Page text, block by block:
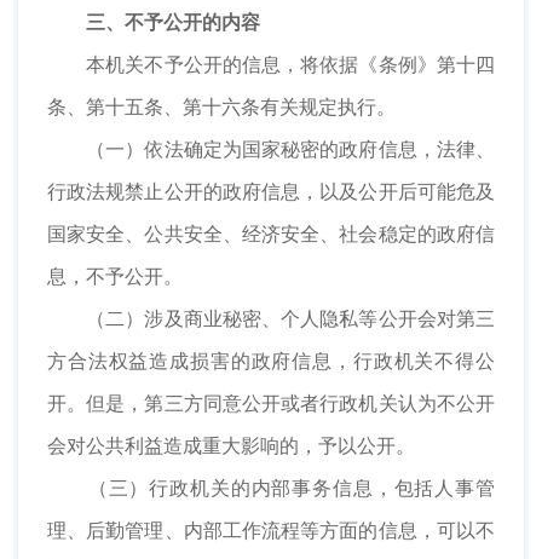
三、不予公开的内容
本机关不予公开的信息，将依据《条例》第十四
条、第十五条、第十六条有关规定执行。
（一）依法确定为国家秘密的政府信息，法律、
行政法规禁止公开的政府信息，以及公开后可能危及
国家安全、公共安全、经济安全、社会稳定的政府信
息，不予公开。
（二）涉及商业秘密、个人隐私等公开会对第三
方合法权益造成损害的政府信息，行政机关不得公
开。但是，第三方同意公开或者行政机关认为不公开
会对公共利益造成重大影响的，予以公开。
（三）行政机关的内部事务信息，包括人事管
理、后勤管理、内部工作流程等方面的信息，可以不